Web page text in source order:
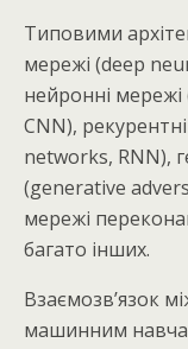
Типовими
мережі (deep
нейронні
CNN),
networks, RNN),
(generative
мережі
багато інших.
Взаємозв’язок
машинним